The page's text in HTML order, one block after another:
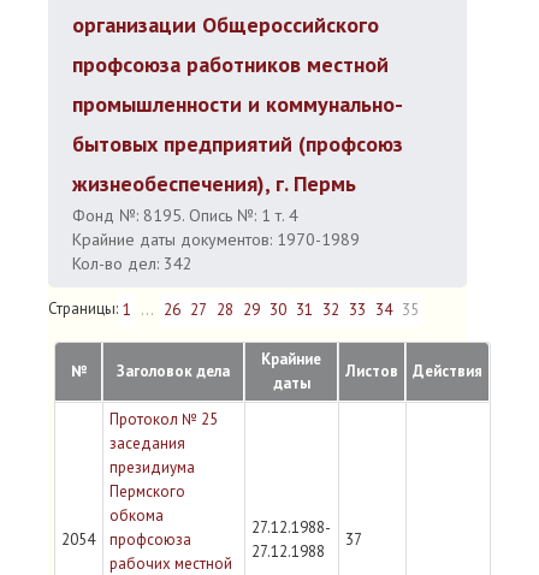
организации Общероссийского
профсоюза работников местной
промышленности и коммунально-
бытовых предприятий (профсоюз
жизнеобеспечения), г. Пермь
Фонд №: 8195. Опись №: 1 т. 4
Крайние даты документов: 1970-1989
Кол-во дел: 342
Страницы: 1 ... 26 27 28 29 30 31 32 33 34 35
№ Заголовок дела
Крайние
даты
Листов Действия
2054
Протокол № 25
заседания
президиума
Пермского
обкома
профсоюза
рабочих местной
27.12.1988-
27.12.1988
37